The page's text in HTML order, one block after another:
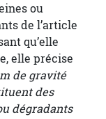
ou
de l’article
qu’elle
elle précise
de gravité
des
dégradants